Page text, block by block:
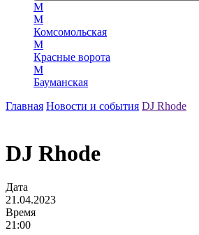
М
М
Комсомольская
М
Красные ворота
М
Бауманская
Главная Новости и события DJ Rhode
DJ Rhode
Дата
21.04.2023
Время
21:00